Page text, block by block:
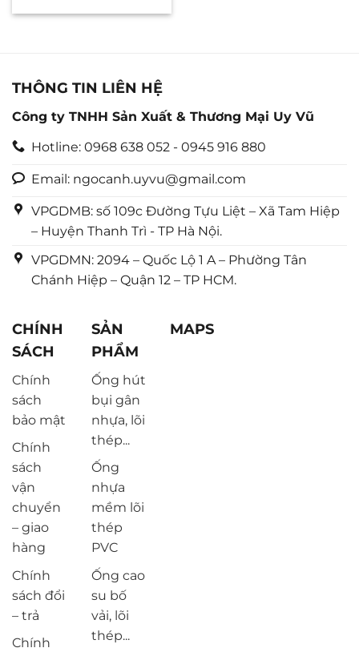
hạng
THÔNG TIN LIÊN HỆ
Công ty TNHH Sản Xuất & Thương Mại Uy Vũ
Hotline: 0968 638 052 - 0945 916 880
Email: ngocanh.uyvu@gmail.com
VPGDMB: số 109c Đường Tựu Liệt – Xã Tam Hiệp
– Huyện Thanh Trì - TP Hà Nội.
VPGDMN: 2094 – Quốc Lộ 1 A – Phường Tân
Chánh Hiệp – Quận 12 – TP HCM.
CHÍNH
SÁCH
Chính
sách
bảo mật
Chính
sách
vận
chuyển
– giao
hàng
Chính
sách đổi
– trả
Chính
SẢN
PHẨM
Ống hút
bụi gân
nhựa, lõi
thép...
Ống
nhựa
mềm lõi
thép
PVC
Ống cao
su bố
vải, lõi
thép...
MAPS